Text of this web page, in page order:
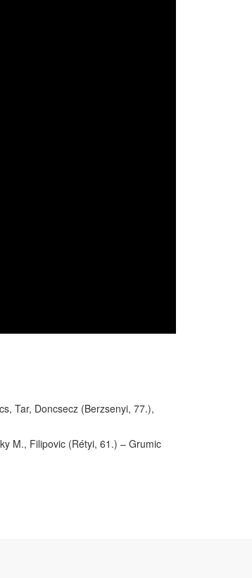
Tar, Doncsecz (Berzsenyi, 77.),
M., Filipovic (Rétyi, 61.) – Grumic